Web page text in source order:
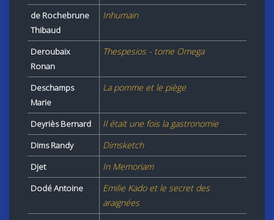
de Rochebrune
Thibaud
Inhumain
Deroubaix
Ronan
Thespesios - tome Omega
Deschamps
Marie
La pomme et le piège
Deyriès Bernard Il était une fois la gastronomie
Dims Randy Dimsketch
Djet In Memoriam
Dodé Antoine
Emilie Kado et le secret des
araignées